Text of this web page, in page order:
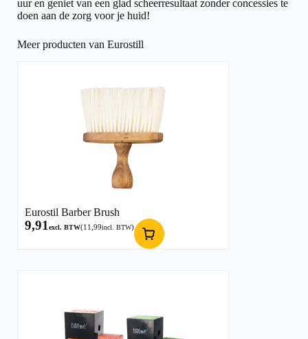
uur en geniet van een glad scheerresultaat zonder concessies te
doen aan de zorg voor je huid!
Meer producten van Eurostill
Eurostil Barber Brush
9,91 excl. BTW(11,99incl. BTW)